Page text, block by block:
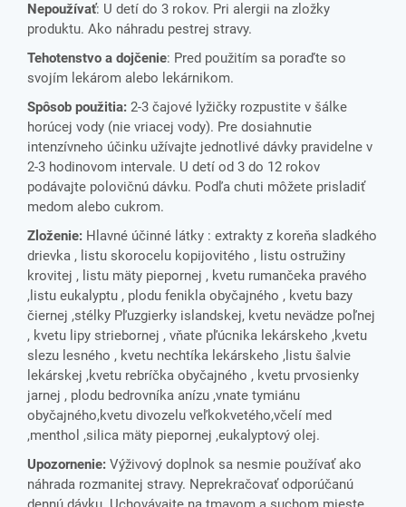
Nepoužívať: U detí do 3 rokov. Pri alergii na zložky
produktu. Ako náhradu pestrej stravy.
Tehotenstvo a dojčenie: Pred použitím sa poraďte so
svojím lekárom alebo lekárnikom.
Spôsob použitia: 2-3 čajové lyžičky rozpustite v šálke
horúcej vody (nie vriacej vody). Pre dosiahnutie
intenzívneho účinku užívajte jednotlivé dávky pravidelne v
2-3 hodinovom intervale. U detí od 3 do 12 rokov
podávajte polovičnú dávku. Podľa chuti môžete prisladiť
medom alebo cukrom.
Zloženie: Hlavné účinné látky : extrakty z koreňa sladkého
drievka , listu skorocelu kopijovitého , listu ostružiny
krovitej , listu mäty piepornej , kvetu rumančeka pravého
,listu eukalyptu , plodu fenikla obyčajného , kvetu bazy
čiernej ,stélky Pľuzgierky islandskej, kvetu nevädze poľnej
, kvetu lipy striebornej , vňate pľúcnika lekárskeho ,kvetu
slezu lesného , kvetu nechtíka lekárskeho ,listu šalvie
lekárskej ,kvetu rebríčka obyčajného , kvetu prvosienky
jarnej , plodu bedrovníka anízu ,vnate tymiánu
obyčajného,kvetu divozelu veľkokvetého,včelí med
,menthol ,silica mäty piepornej ,eukalyptový olej.
Upozornenie: Výživový doplnok sa nesmie používať ako
náhrada rozmanitej stravy. Neprekračovať odporúčanú